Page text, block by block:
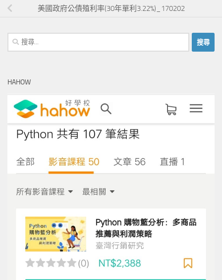
美國政府公債殖利率(30年單利3.22%)_170202
搜
尋
字:
HAHOW